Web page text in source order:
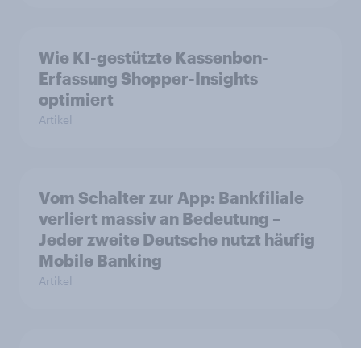
Wie KI-gestützte Kassenbon-
Erfassung Shopper-Insights
optimiert
Artikel
Vom Schalter zur App: Bankfiliale
verliert massiv an Bedeutung –
Jeder zweite Deutsche nutzt häufig
Mobile Banking
Artikel